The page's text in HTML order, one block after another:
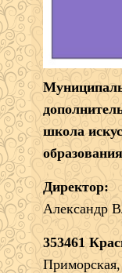
школа
Директор:
Александр
353461